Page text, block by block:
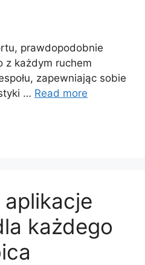
prawdopodobnie
z każdym ruchem
zapewniając sobie
… Read more
każdego